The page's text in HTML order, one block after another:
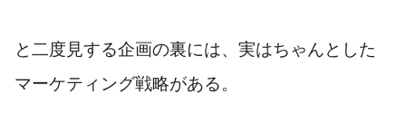
と二度見する企画の裏には、実はちゃんとした
マーケティング戦略がある。